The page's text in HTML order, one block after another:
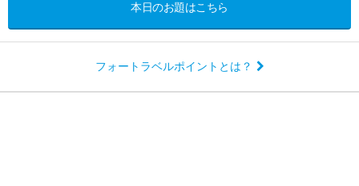
本日のお題はこちら
フォートラベルポイントとは？